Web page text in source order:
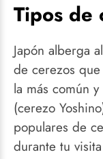
Tipos de
Japón alberga
de cerezos
la más común
(cerezo
populares de
durante tu